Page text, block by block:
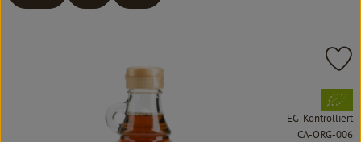
Kochen & Backen
, Verband:
EG-Kontrolliert
,CA-ORG-006